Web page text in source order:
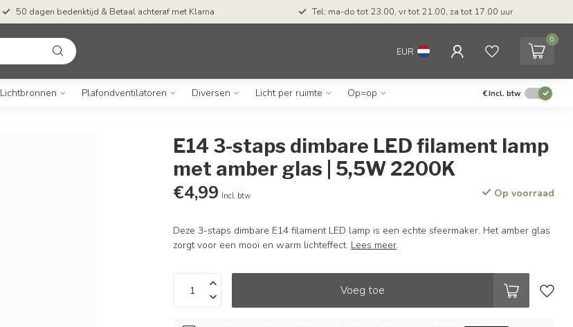
50 dagen bedenktijd & Betaal achteraf met Klarna Tel: ma-do tot 23.00, vr tot 21.00, za tot 17.00 uur
EUR
0
Lichtbronnen Plafondventilatoren Diversen Licht per ruimte Op=op €Incl. btw
E14 3-staps dimbare LED filament lamp
met amber glas | 5,5W 2200K
€4,99 Incl. btw Op voorraad
Deze 3-staps dimbare E14 filament LED lamp is een echte sfeermaker. Het amber glas
zorgt voor een mooi en warm lichteffect. Lees meer.
Voeg toe